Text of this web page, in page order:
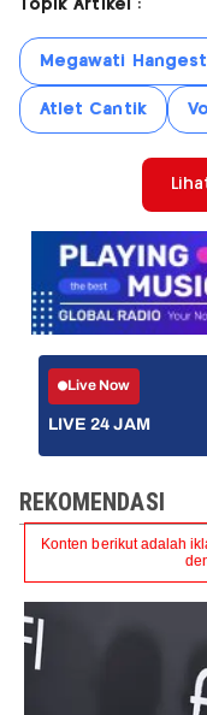
Topik Artikel :
Megawati
Atlet Cantik
Live Now
LIVE 24 JAM